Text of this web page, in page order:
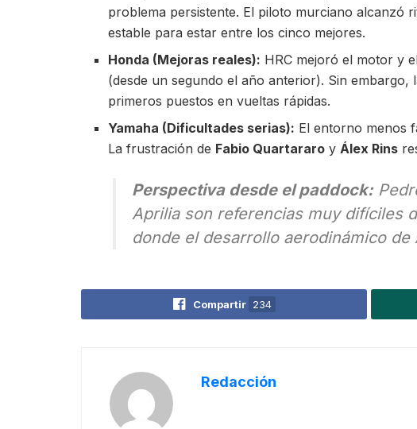
problema persistente. El piloto murciano alcanzó
estable para estar entre los cinco mejores.
Honda (Mejoras reales): HRC mejoró el motor y
(desde un segundo el año anterior). Sin
primeros puestos en vueltas rápidas.
Yamaha (Dificultades serias): El entorno menos
La frustración de Fabio Quartararo y Álex Rins
Perspectiva desde el paddock:
Aprilia son referencias muy difíciles
donde el desarrollo aerodinámico
Compartir 234
Redacción